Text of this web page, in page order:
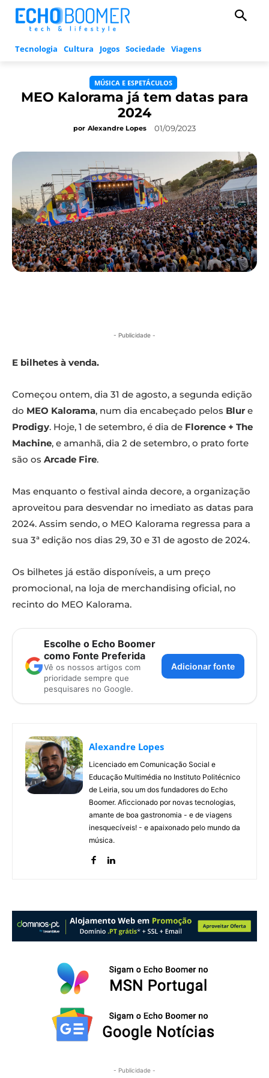
Tecnologia Cultura Jogos Sociedade Viagens
MÚSICA E ESPETÁCULOS
MEO Kalorama já tem datas para
2024
por Alexandre Lopes 01/09/2023
- Publicidade -
E bilhetes à venda.
Começou ontem, dia 31 de agosto, a segunda edição
do MEO Kalorama, num dia encabeçado pelos Blur e
Prodigy. Hoje, 1 de setembro, é dia de Florence + The
Machine, e amanhã, dia 2 de setembro, o prato forte
são os Arcade Fire.
Mas enquanto o festival ainda decore, a organização
aproveitou para desvendar no imediato as datas para
2024. Assim sendo, o MEO Kalorama regressa para a
sua 3ª edição nos dias 29, 30 e 31 de agosto de 2024.
Os bilhetes já estão disponíveis, a um preço
promocional, na loja de merchandising oficial, no
recinto do MEO Kalorama.
Escolhe o Echo Boomer
como Fonte Preferida
Vê os nossos artigos com
prioridade sempre que
pesquisares no Google.
Adicionar fonte
Alexandre Lopes
Licenciado em Comunicação Social e
Educação Multimédia no Instituto Politécnico
de Leiria, sou um dos fundadores do Echo
Boomer. Aficcionado por novas tecnologias,
amante de boa gastronomia - e de viagens
inesquecíveis! - e apaixonado pelo mundo da
música.
- Publicidade -